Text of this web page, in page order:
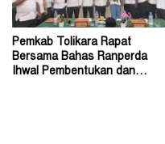
Pemkab Tolikara Rapat
Bersama Bahas Ranperda
Ihwal Pembentukan dan